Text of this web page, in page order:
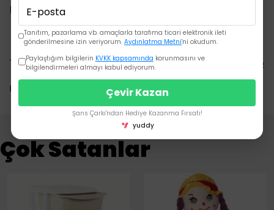
Devamını Göster
Yorumlar Yorum Yap
Bu ürün için henüz yorum yapılmamış.
Çok Satanlar
Tanıtım, pazarlama vb. amaçlarla tarafıma ticari elektronik ileti
gönderilmesine izin veriyorum.Aydınlatma Metni'ni okudum.
Paylaştığım bilgilerin KVKK kapsamında korunmasını ve
bilgilendirmeleri almayı kabul ediyorum.
Çevir Kazan
Şans Çarkı'ndan Hediye Kazanma Fırsatı!
yuddy